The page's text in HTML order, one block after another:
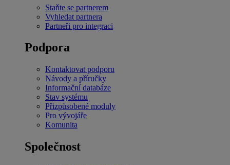
Staňte se partnerem
Vyhledat partnera
Partneři pro integraci
Podpora
Kontaktovat podporu
Návody a příručky
Informační databáze
Stav systému
Přizpůsobené moduly
Pro vývojáře
Komunita
Společnost